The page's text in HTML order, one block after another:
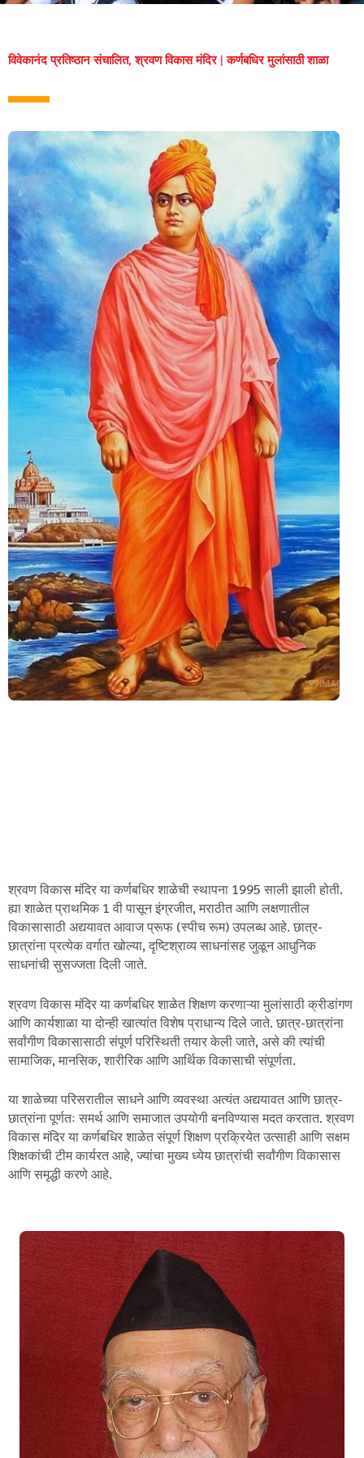
विवेकानंद प्रतिष्ठान संचालित, श्रवण विकास मंदिर | कर्णबधिर मुलांसाठी शाळा
श्रवण विकास मंदिर या कर्णबधिर शाळेची स्थापना 1995 साली झाली होती.
ह्या शाळेत प्राथमिक 1 वी पासून इंग्रजीत, मराठीत आणि लक्षणातील
विकासासाठी अद्ययावत आवाज प्रूफ (स्पीच रूम) उपलब्ध आहे. छात्र-
छात्रांना प्रत्येक वर्गात खोल्या, दृष्टिश्राव्य साधनांसह जुळून आधुनिक
साधनांची सुसज्जता दिली जाते.
श्रवण विकास मंदिर या कर्णबधिर शाळेत शिक्षण करणाऱ्या मुलांसाठी क्रीडांगण
आणि कार्यशाळा या दोन्ही खात्यांत विशेष प्राधान्य दिले जाते. छात्र-छात्रांना
सर्वांगीण विकासासाठी संपूर्ण परिस्थिती तयार केली जाते, असे की त्यांची
सामाजिक, मानसिक, शारीरिक आणि आर्थिक विकासाची संपूर्णता.
या शाळेच्या परिसरातील साधने आणि व्यवस्था अत्यंत अद्ययावत आणि छात्र-
छात्रांना पूर्णतः समर्थ आणि समाजात उपयोगी बनविण्यास मदत करतात. श्रवण
विकास मंदिर या कर्णबधिर शाळेत संपूर्ण शिक्षण प्रक्रियेत उत्साही आणि सक्षम
शिक्षकांची टीम कार्यरत आहे, ज्यांचा मुख्य ध्येय छात्रांची सर्वांगीण विकासास
आणि समृद्धी करणे आहे.